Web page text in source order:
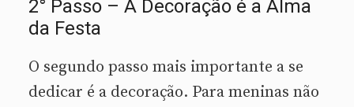
2° Passo – A Decoração é a Alma
da Festa
O segundo passo mais importante a se
dedicar é a decoração. Para meninas não